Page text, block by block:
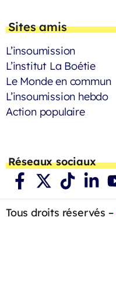
Sites amis
L’insoumission
L’institut La Boétie
Le Monde en commun
L’insoumission hebdo
Action populaire
Réseaux sociaux
Tous droits réservés –